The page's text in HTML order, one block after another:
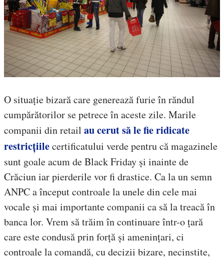
O situație bizară care generează furie în răndul
cumpărătorilor se petrece în aceste zile. Marile
companii din retail au cerut să le fie ridicate
restricțiilecertificatului verde pentru că magazinele
sunt goale acum de Black Friday și inainte de
Crăciun iar pierderile vor fi drastice. Ca la un semn
ANPC a început controale la unele din cele mai
vocale și mai importante companii ca să la treacă în
banca lor. Vrem să trăim în continuare într-o țară
care este condusă prin forță și amenințari, ci
controale la comandă, cu decizii bizare, necinstite,